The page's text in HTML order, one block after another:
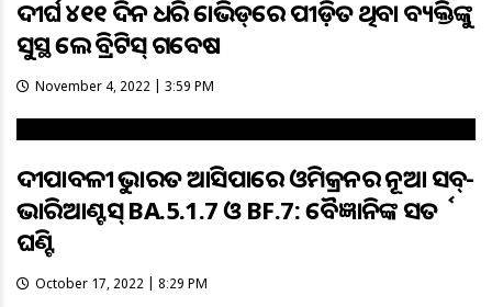
ଦୀର୍ଘ ୪୧୧ ଦିନ ଧରି କୋଭିଡ୍‌ରେ ପୀଡ଼ିତ ଥିବା ବ୍ୟକ୍ତିଙ୍କୁ
ସୁସ୍ଥ କଲେ ବ୍ରିଟିସ୍‌ ଗବେଷକ
November 4, 2022 | 3:59 PM
ଦୀପାବଳୀକୁ ଭାରତ ଆସିପାରେ ଓମିକ୍ରନର ନୂଆ ସବ୍-
ଭାରିଆଣ୍ଟସ୍ BA.5.1.7 ଓ BF.7: ବୈଜ୍ଞାନିକଙ୍କ ସତର୍କ
ଘଣ୍ଟି
October 17, 2022 | 8:29 PM